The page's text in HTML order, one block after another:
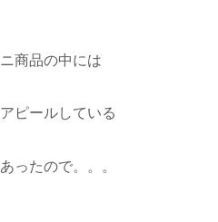
商品の中には
ピールしている
ったので。。。